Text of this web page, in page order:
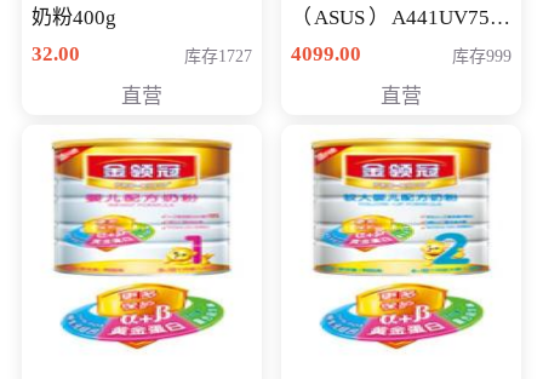
奶粉400g
32.00
库存1727
直营
（ASUS）A441UV7500
顽石（7代i7-7500U 4G
4099.00 库存999
直营